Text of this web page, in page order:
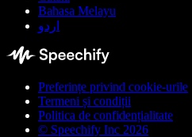
Bahasa Melayu
اردو
Preferințe privind cookie-urile
Termeni și condiții
Politica de confidențialitate
© Speechify Inc 2026